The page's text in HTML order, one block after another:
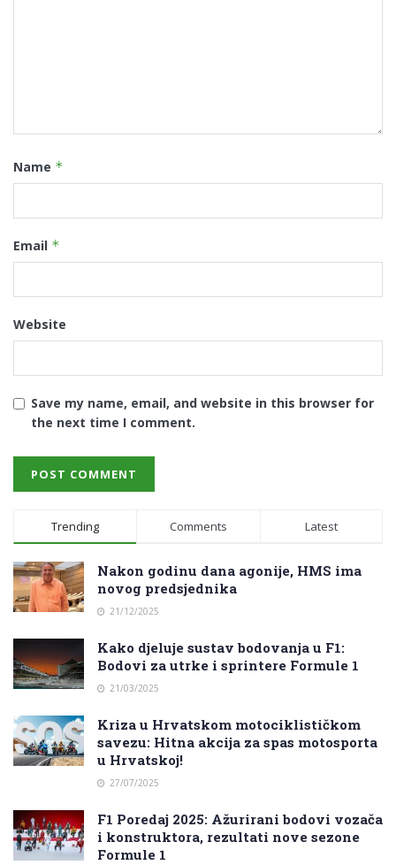
Name *
Email *
Website
Save my name, email, and website in this browser for
the next time I comment.
Trending Comments Latest
Nakon godinu dana agonije, HMS ima
novog predsjednika
21/12/2025
Kako djeluje sustav bodovanja u F1:
Bodovi za utrke i sprintere Formule 1
21/03/2025
Kriza u Hrvatskom motociklističkom
savezu: Hitna akcija za spas motosporta
u Hrvatskoj!
27/07/2025
F1 Poredaj 2025: Ažurirani bodovi vozača
i konstruktora, rezultati nove sezone
Formule 1